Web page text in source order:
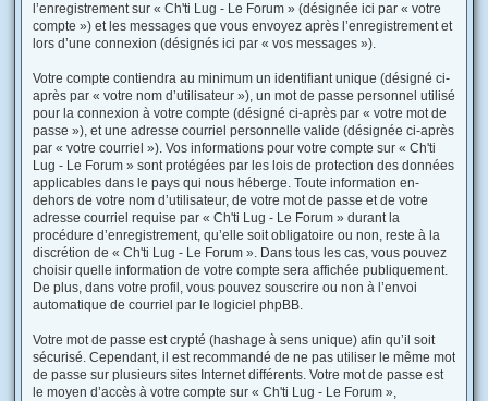
l’enregistrement sur « Ch'ti Lug - Le Forum » (désignée ici par « votre
compte ») et les messages que vous envoyez après l’enregistrement et
lors d’une connexion (désignés ici par « vos messages »).
Votre compte contiendra au minimum un identifiant unique (désigné ci-
après par « votre nom d’utilisateur »), un mot de passe personnel utilisé
pour la connexion à votre compte (désigné ci-après par « votre mot de
passe »), et une adresse courriel personnelle valide (désignée ci-après
par « votre courriel »). Vos informations pour votre compte sur « Ch'ti
Lug - Le Forum » sont protégées par les lois de protection des données
applicables dans le pays qui nous héberge. Toute information en-
dehors de votre nom d’utilisateur, de votre mot de passe et de votre
adresse courriel requise par « Ch'ti Lug - Le Forum » durant la
procédure d’enregistrement, qu’elle soit obligatoire ou non, reste à la
discrétion de « Ch'ti Lug - Le Forum ». Dans tous les cas, vous pouvez
choisir quelle information de votre compte sera affichée publiquement.
De plus, dans votre profil, vous pouvez souscrire ou non à l’envoi
automatique de courriel par le logiciel phpBB.
Votre mot de passe est crypté (hashage à sens unique) afin qu’il soit
sécurisé. Cependant, il est recommandé de ne pas utiliser le même mot
de passe sur plusieurs sites Internet différents. Votre mot de passe est
le moyen d’accès à votre compte sur « Ch'ti Lug - Le Forum »,